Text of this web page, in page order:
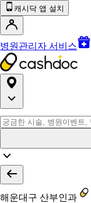
캐시닥 앱 설치
병원관리자 서비스
해운대구 산부인과